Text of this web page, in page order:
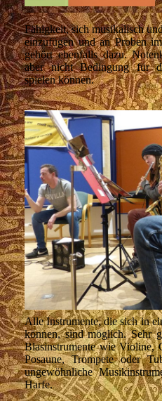
Fähigkeit, sich musikalisch
einzufügen und an Proben
gehört ebenfalls dazu.
aber nicht Bedingung für
spielen können.
Alle Instrumente, die sich in
können, sind möglich. Sehr
Blasinstrumente wie Violine,
Posaune, Trompete oder
ungewöhnliche
Harfe.